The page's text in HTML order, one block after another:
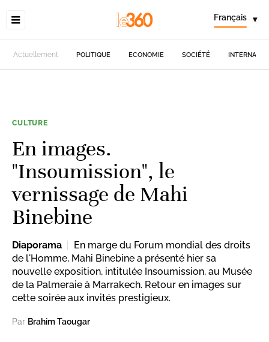
Français ▾
Actuellement POLITIQUE ECONOMIE SOCIÉTÉ
CULTURE
En images.
"Insoumission", le
vernissage de Mahi
Binebine
Diaporama
En marge du Forum mondial des droits
de l'Homme, Mahi Binebine a présenté hier sa
nouvelle exposition, intitulée Insoumission, au Musée
de la Palmeraie à Marrakech. Retour en images sur
cette soirée aux invités prestigieux.
Par Brahim Taougar